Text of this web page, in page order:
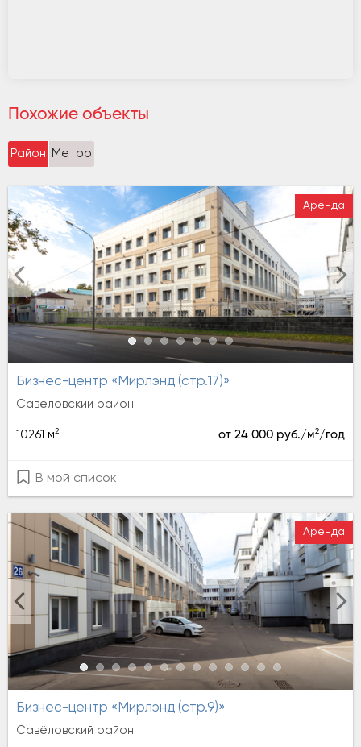
Похожие объекты
Район Метро
Аренда
Бизнес-центр «Мирлэнд (стр.17)»
Савёловский район
10261 м2 от 24 000 руб./м2/год
В мой список
Аренда
Бизнес-центр «Мирлэнд (стр.9)»
Савёловский район